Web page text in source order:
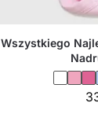
Wszystkiego